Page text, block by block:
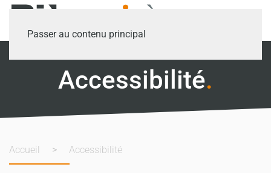
Passer au contenu principal
Accessibilité.
Accueil Accessibilité